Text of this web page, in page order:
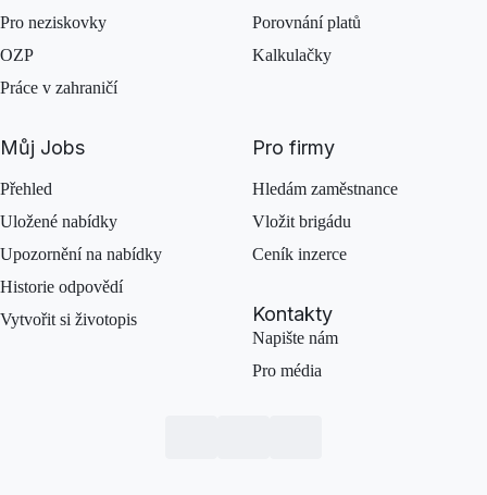
Pro neziskovky
OZP
Práce v zahraničí
Porovnání platů
Kalkulačky
Můj Jobs
Přehled
Uložené nabídky
Upozornění na nabídky
Historie odpovědí
Vytvořit si životopis
Pro firmy
Hledám zaměstnance
Vložit brigádu
Ceník inzerce
Kontakty
Napište nám
Pro média